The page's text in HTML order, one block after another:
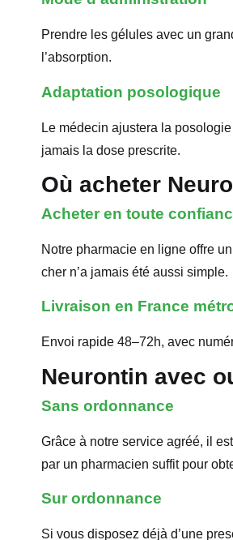
Prendre les gélules avec un
l’absorption.
Adaptation posologique
Le médecin ajustera la
jamais la dose prescrite.
Où acheter
Acheter en toute
Notre pharmacie en ligne offre
cher n’a jamais été aussi simple.
Livraison en France
Envoi rapide 48–72h, avec
Neurontin avec
Sans ordonnance
Grâce à notre service agréé, il
par un pharmacien suffit pour
Sur ordonnance
Si vous disposez déjà d’une